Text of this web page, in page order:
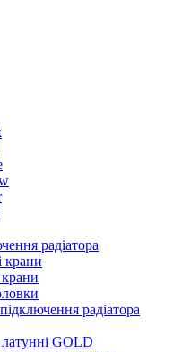
радіатора
крани
крани
радіатора
латунні GOLD